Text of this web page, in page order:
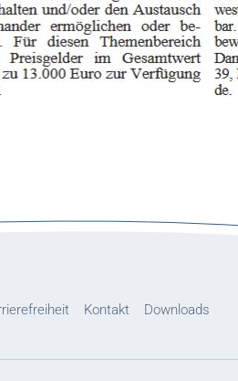
Kontakt Downloads